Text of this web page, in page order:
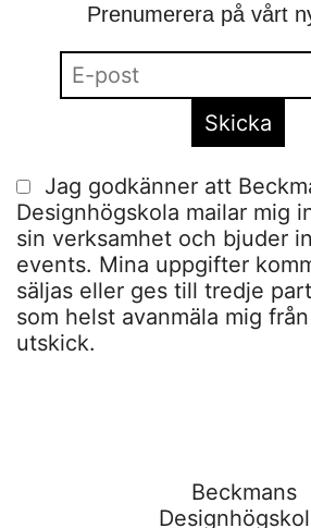
Prenumerera på vårt
Jag godkänner att
Designhögskola mailar mig
sin verksamhet och bjuder
events. Mina uppgifter
säljas eller ges till tredje
som helst avanmäla mig
utskick.
Beckmans